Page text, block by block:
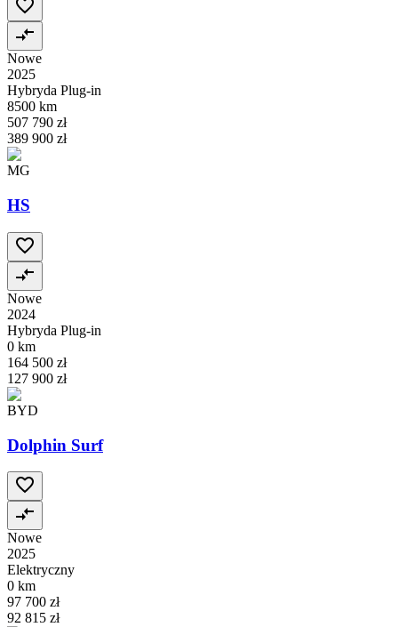
Nowe
2025
Hybryda Plug-in
8500 km
507 790 zł
389 900 zł
MG
HS
Nowe
2024
Hybryda Plug-in
0 km
164 500 zł
127 900 zł
BYD
Dolphin Surf
Nowe
2025
Elektryczny
0 km
97 700 zł
92 815 zł